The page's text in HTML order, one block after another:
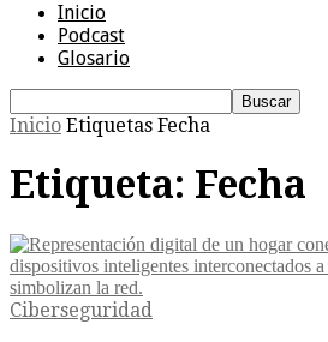
Inicio
Podcast
Glosario
Inicio Etiquetas Fecha
Etiqueta: Fecha
Ciberseguridad